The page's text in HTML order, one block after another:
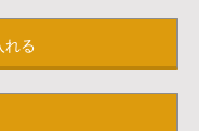
れる